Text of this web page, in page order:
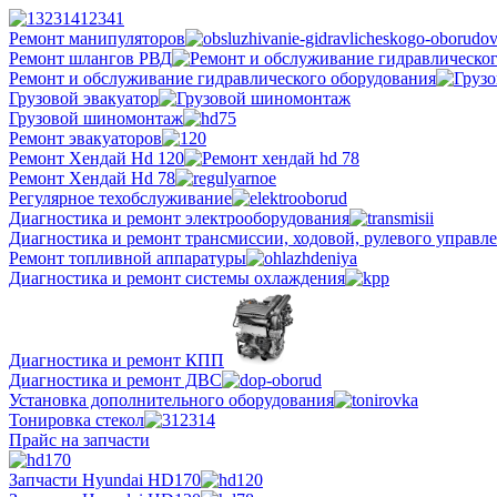
Ремонт манипуляторов
Ремонт шлангов РВД
Ремонт и обслуживание гидравлического оборудования
Грузовой эвакуатор
Грузовой шиномонтаж
Ремонт эвакуаторов
Ремонт Хендай Hd 120
Ремонт Хендай Hd 78
Регулярное техобслуживание
Диагностика и ремонт электрооборудования
Диагностика и ремонт трансмиссии, ходовой, рулевого
Ремонт топливной аппаратуры
Диагностика и ремонт системы охлаждения
Диагностика и ремонт КПП
Диагностика и ремонт ДВС
Установка дополнительного оборудования
Тонировка стекол
Прайс на запчасти
Запчасти Hyundai HD170